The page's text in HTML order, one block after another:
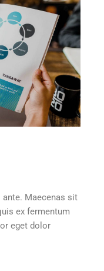
Maecenas sit
ex fermentum
eget dolor